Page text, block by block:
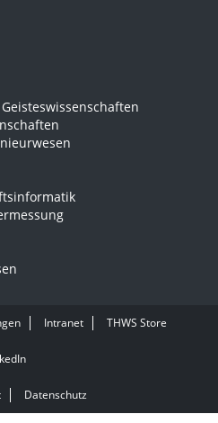
Intranet THWS Store
Datenschutz